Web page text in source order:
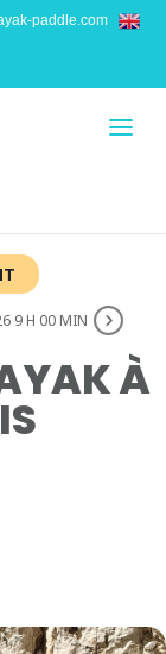
paddle.com
9 H 00 MIN
À